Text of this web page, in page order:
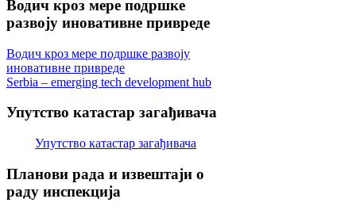
Водич кроз мере подршке
развоју иновативне привреде
Водич кроз мере подршке развоју
иновативне привреде
Serbia – emerging tech development hub
Упутство катастар загађивача
Упутство катастар загађивача
Планови рада и извештаји о
раду инспекција